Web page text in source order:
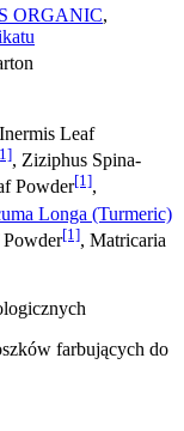
ORGANIC,
Leaf
, Ziziphus Spina-
Powder[1],
Longa (Turmeric)
[1], Matricaria
farbujących do